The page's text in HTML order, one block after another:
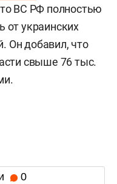
ВС РФ полностью
от украинских
Он добавил, что
свыше 76 тыс.
0